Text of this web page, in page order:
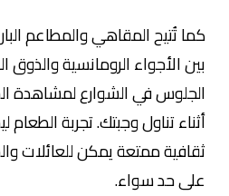
كما تُتيح المقاهي والمطاعم
بين الأجواء الرومانسية والذوق
الجلوس في الشوارع لمشاهدة
أثناء تناول وجبتك. تجربة
ثقافية ممتعة يمكن للعائلات
على حد سواء.